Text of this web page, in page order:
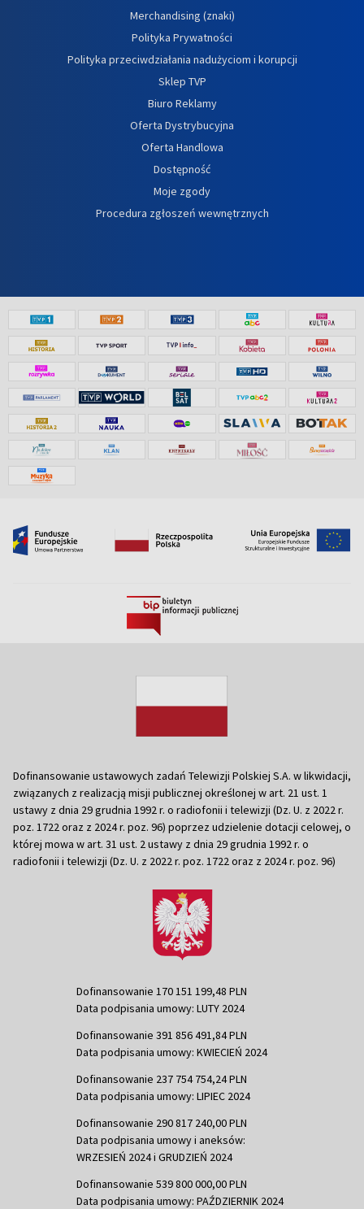
Merchandising (znaki)
Polityka Prywatności
Polityka przeciwdziałania nadużyciom i korupcji
Sklep TVP
Biuro Reklamy
Oferta Dystrybucyjna
Oferta Handlowa
Dostępność
Moje zgody
Procedura zgłoszeń wewnętrznych
Dofinansowanie ustawowych zadań Telewizji Polskiej S.A. w likwidacji,
związanych z realizacją misji publicznej określonej w art. 21 ust. 1
ustawy z dnia 29 grudnia 1992 r. o radiofonii i telewizji (Dz. U. z 2022 r.
poz. 1722 oraz z 2024 r. poz. 96) poprzez udzielenie dotacji celowej, o
której mowa w art. 31 ust. 2 ustawy z dnia 29 grudnia 1992 r. o
radiofonii i telewizji (Dz. U. z 2022 r. poz. 1722 oraz z 2024 r. poz. 96)
Dofinansowanie 170 151 199,48 PLN
Data podpisania umowy: LUTY 2024
Dofinansowanie 391 856 491,84 PLN
Data podpisania umowy: KWIECIEŃ 2024
Dofinansowanie 237 754 754,24 PLN
Data podpisania umowy: LIPIEC 2024
Dofinansowanie 290 817 240,00 PLN
Data podpisania umowy i aneksów:
WRZESIEŃ 2024 i GRUDZIEŃ 2024
Dofinansowanie 539 800 000,00 PLN
Data podpisania umowy: PAŹDZIERNIK 2024